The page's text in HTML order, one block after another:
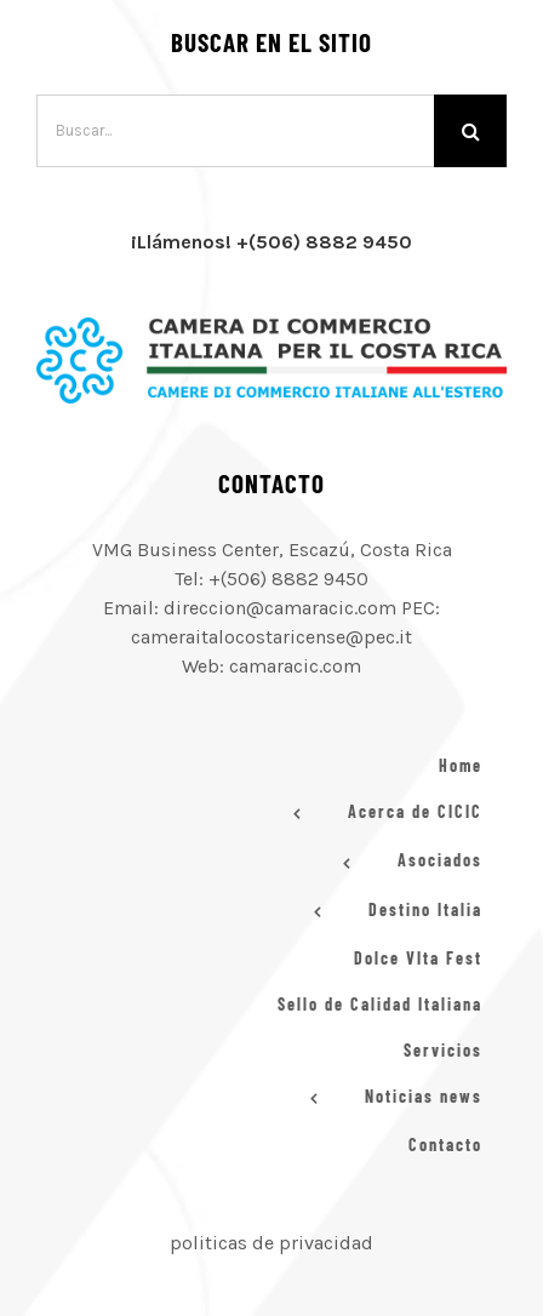
BUSCAR EN EL SITIO
¡Llámenos! +(506) 8882 9450
CONTACTO
VMG Business Center, Escazú, Costa Rica
Tel: +(506) 8882 9450
Email: direccion@camaracic.com PEC:
cameraitalocostaricense@pec.it
Web: camaracic.com
Home
Acerca de CICIC
Asociados
Destino Italia
Dolce VIta Fest
Sello de Calidad Italiana
Servicios
Noticias news
Contacto
politicas de privacidad